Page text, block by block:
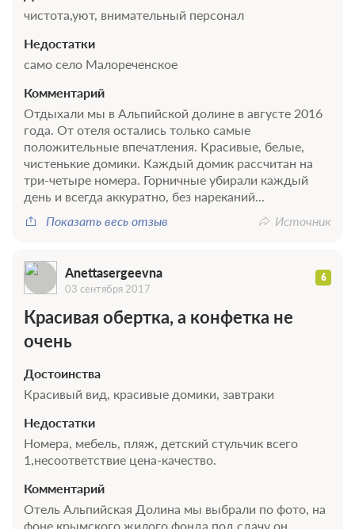
чистота,уют, внимательный персонал
Недостатки
само село Малореченское
Комментарий
Отдыхали мы в Альпийской долине в августе 2016
года. От отеля остались только самые
положительные впечатления. Красивые, белые,
чистенькие домики. Каждый домик рассчитан на
три-четыре номера. Горничные убирали каждый
день и всегда аккуратно, без нареканий...
Показать весь отзыв
Источник
Anettasergeevna 6
03 сентября 2017
Красивая обертка, а конфетка не
очень
Достоинства
Красивый вид, красивые домики, завтраки
Недостатки
Номера, мебель, пляж, детский стульчик всего
1,несоответствие цена-качество.
Комментарий
Отель Альпийская Долина мы выбрали по фото, на
фоне крымского жилого фонда под сдачу он